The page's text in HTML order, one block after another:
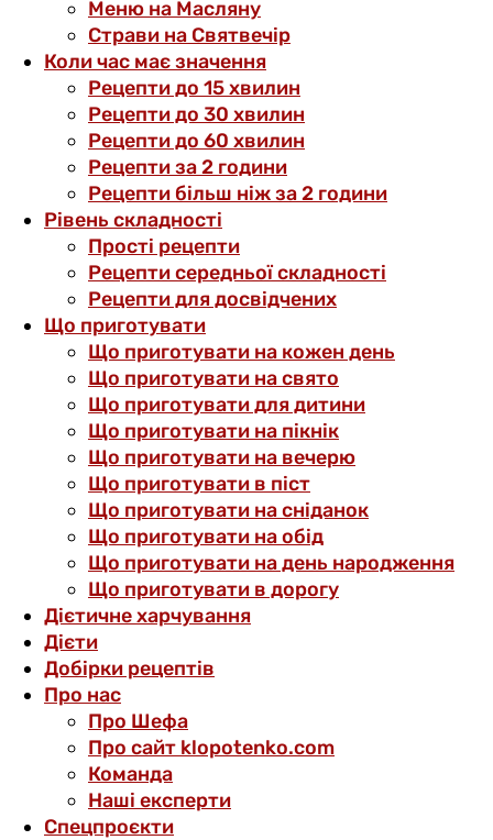
Меню на Масляну
Страви на Святвечір
Коли час має значення
Рецепти до 15 хвилин
Рецепти до 30 хвилин
Рецепти до 60 хвилин
Рецепти за 2 години
Рецепти більш ніж за 2 години
Рівень складності
Прості рецепти
Рецепти середньої складності
Рецепти для досвідчених
Що приготувати
Що приготувати на кожен день
Що приготувати на свято
Що приготувати для дитини
Що приготувати на пікнік
Що приготувати на вечерю
Що приготувати в піст
Що приготувати на сніданок
Що приготувати на обід
Що приготувати на день народження
Що приготувати в дорогу
Дієтичне харчування
Дієти
Добірки рецептів
Про нас
Про Шефа
Про сайт klopotenko.com
Команда
Наші експерти
Спецпроєкти